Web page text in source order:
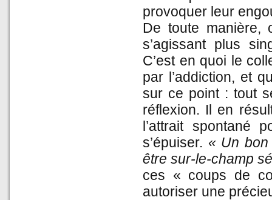
provoquer leur
De toute
s’agissant plus
C’est en quoi le
par l’addiction, et
sur ce point : tout
réflexion. Il en
l’attrait spontané
s’épuiser. « Un
être sur-le-champ
ces « coups de
autoriser une